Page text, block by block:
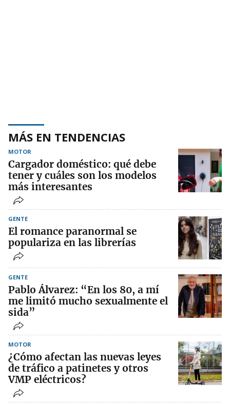
MÁS EN TENDENCIAS
MOTOR
Cargador doméstico: qué debe
tener y cuáles son los modelos
más interesantes
GENTE
El romance paranormal se
populariza en las librerías
GENTE
Pablo Álvarez: “En los 80, a mí
me limitó mucho sexualmente el
sida”
MOTOR
¿Cómo afectan las nuevas leyes
de tráfico a patinetes y otros
VMP eléctricos?